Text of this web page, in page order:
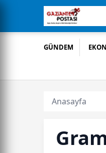
GÜNDEM
Anasayfa